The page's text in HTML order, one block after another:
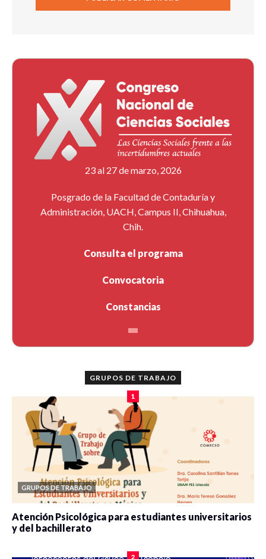
23 al 27 de marzo, 2026
Posgrado de la Facultad de Contaduría y
Administración, UACH, Campus II, Chihuahua,
Chih.
Consulta el programa
Convocatoria
Constancias
GRUPOS DE TRABAJO
1
GRUPOS DE TRABAJO
Atención Psicológica para estudiantes universitarios
y del bachillerato
2